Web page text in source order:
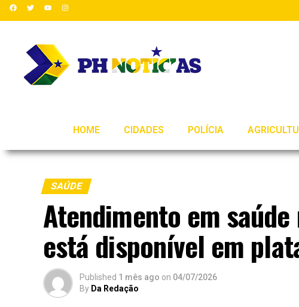
HOME CIDADES POLÍCIA
SAÚDE
Atendimento em
está disponível em
Published 1 mês ago on 04/07/2026
By Da Redação